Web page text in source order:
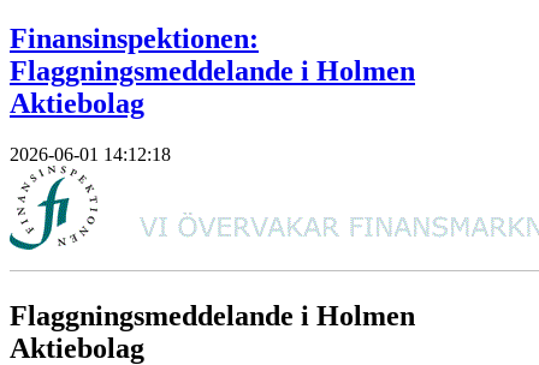
Finansinspektionen:
Flaggningsmeddelande i Holmen
Aktiebolag
2026-06-01 14:12:18
Flaggningsmeddelande i Holmen
Aktiebolag